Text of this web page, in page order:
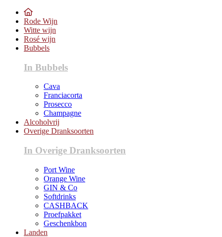
Rode Wijn
Witte wijn
Rosé wijn
Bubbels
In Bubbels
Cava
Franciacorta
Prosecco
Champagne
Alcoholvrij
Overige Dranksoorten
In Overige Dranksoorten
Port Wine
Orange Wine
GIN & Co
Softdrinks
CASHBACK
Proefpakket
Geschenkbon
Landen